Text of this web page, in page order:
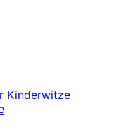
Kinderwitze